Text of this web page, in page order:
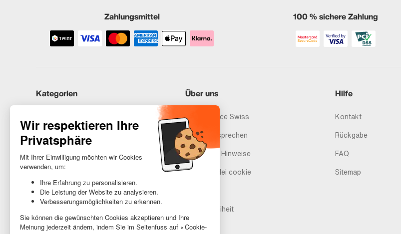
Zahlungsmittel 100 % sichere Zahlung
Kategorien
Samsung
Huawei
Benötigst du Hilfe?
Über uns
Recommerce Swiss
Unser Versprechen
Rechtliche Hinweise
Gestione dei cookie
Barrierefreiheit
Hilfe
Kontakt
Rückgabe
FAQ
Sitemap